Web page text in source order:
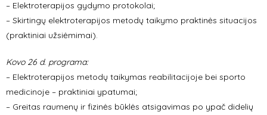
– Elektroterapijos gydymo protokolai;
– Skirtingų elektroterapijos metodų taikymo praktinės situacijos
(praktiniai užsiėmimai).
Kovo 26 d. programa:
– Elektroterapijos metodų taikymas reabilitacijoje bei sporto
medicinoje – praktiniai ypatumai;
– Greitas raumenų ir fizinės būklės atsigavimas po ypač didelių